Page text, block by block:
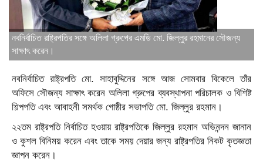
নবনির্বাচিত রাষ্ট্রপতির সঙ্গে অলিলা গ্রুপের এমডি মো. জিল্লুর রহমানের সৌজন্য
সাক্ষাৎ করেন।
নবনির্বাচিত রাষ্ট্রপতি মো. সাহাবুদ্দিনের সঙ্গে ‍আজ সোমবার বিকেলে তাঁর
অফিসে সৌজন্য সাক্ষাৎ করেন অলিলা গ্রুপের ব্যবস্থাপনা পরিচালক ও বিশিষ্ট
শিল্পপতি এবং আবাহনী সমর্থক গোষ্ঠীর সভাপতি মো. জিল্লুর রহমান।
২২তম রাষ্ট্রপতি নির্বাচিত হওয়ায় রাষ্ট্রপতিকে জিল্লুর রহমান অভিনন্দন জানান
ও কুশল বিনিময় করেন এবং তাকে সময় দেয়ার জন্য রাষ্ট্রপতির নিকট কৃতজ্ঞতা
জ্ঞাপন করেন।